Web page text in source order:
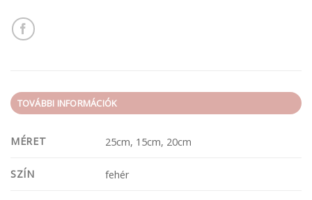
TOVÁBBI INFORMÁCIÓK
MÉRET 25cm, 15cm, 20cm
SZÍN fehér